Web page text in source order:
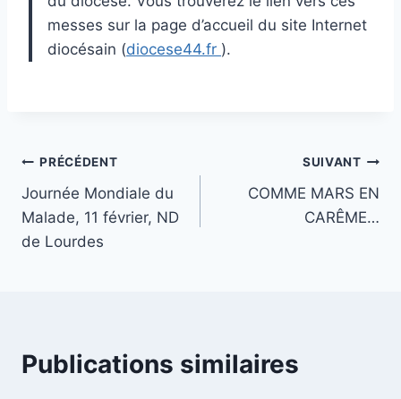
messes sur la page d’accueil du site Internet
diocésain (diocese44.fr ).
Navigation
de
l’article
PRÉCÉDENT
Journée Mondiale du
Malade, 11 février, ND
de Lourdes
SUIVANT
COMME MARS EN
CARÊME…
Publications similaires